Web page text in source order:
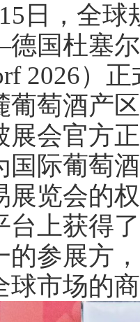
，全球
国杜塞尔
2026）
葡萄酒产
展会官方
葡萄酒
展览会的
台上获得
的参展方
球市场的